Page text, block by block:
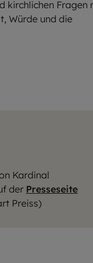
kirchlichen Fragen
Würde und die
Kardinal
der Presseseite
Preiss)